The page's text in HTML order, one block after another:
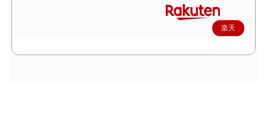
楽天